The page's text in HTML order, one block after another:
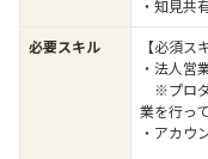
・知見共
必要スキル
【必須ス
・法人営
※プロダ
業を行っ
・アカウ